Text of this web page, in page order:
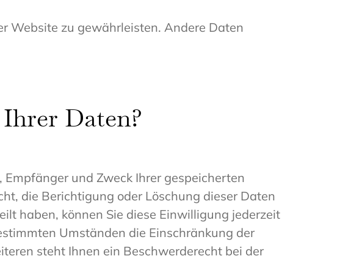
Website zu gewährleisten. Andere Daten
Daten?
und Zweck Ihrer gespeicherten
die Berichtigung oder Löschung dieser Daten
haben, können Sie diese Einwilligung jederzeit
Umständen die Einschränkung der
steht Ihnen ein Beschwerderecht bei der